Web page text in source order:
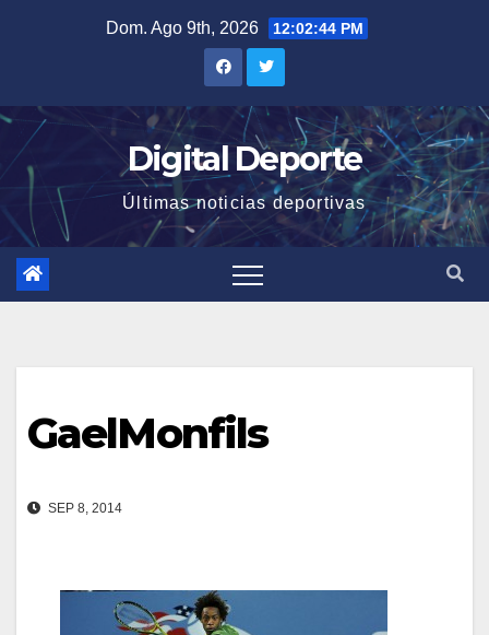
Dom. Ago 9th, 2026 12:02:44 PM
Digital Deporte
Últimas noticias deportivas
GaelMonfils
SEP 8, 2014